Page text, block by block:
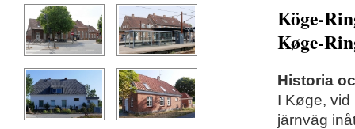
Köge-
Køge-
Historia
I Køge,
järnväg